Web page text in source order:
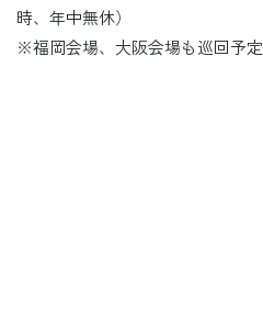
時、年中無休）
※福岡会場、大阪会場も巡回予定